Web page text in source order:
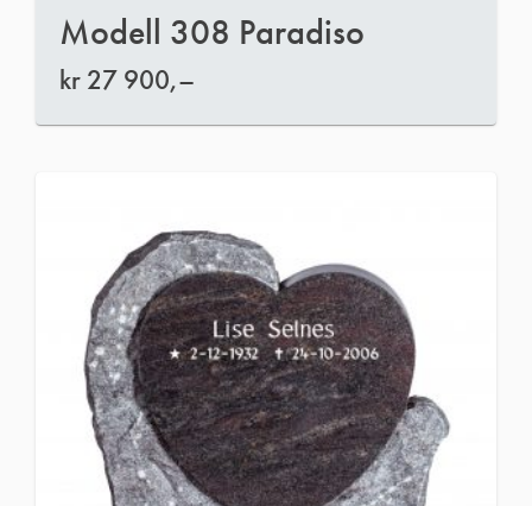
Modell 308 Paradiso
kr 27 900,–